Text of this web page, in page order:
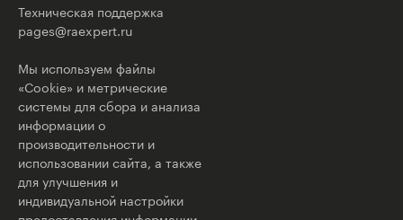
Техническая поддержка
pages@raexpert.ru
Мы используем файлы
«Cookie» и метрические
системы для сбора и анализа
информации о
производительности и
использовании сайта, а также
для улучшения и
индивидуальной настройки